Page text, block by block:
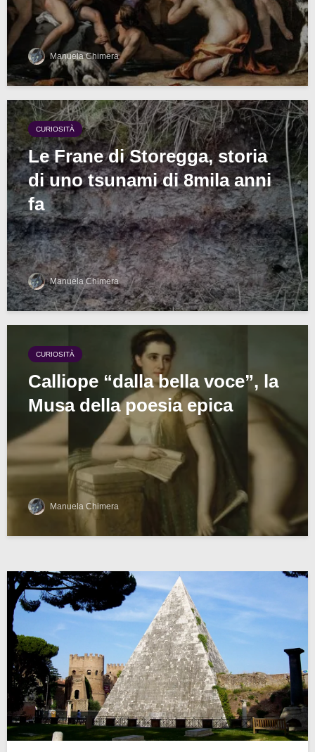
Manuela Chimera
CURIOSITÀ
Le Frane di Storegga, storia
di uno tsunami di 8mila anni
fa
Manuela Chimera
CURIOSITÀ
Calliope “dalla bella voce”, la
Musa della poesia epica
Manuela Chimera